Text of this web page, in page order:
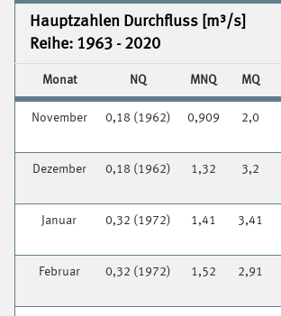
Hauptzahlen Durchfluss [m³/s]
Reihe: 1963 - 2020
Monat NQ MNQ MQ
November 0,18 (1962) 0,909 2,0
Dezember 0,18 (1962) 1,32 3,2
Januar 0,32 (1972) 1,41 3,41
Februar 0,32 (1972) 1,52 2,91